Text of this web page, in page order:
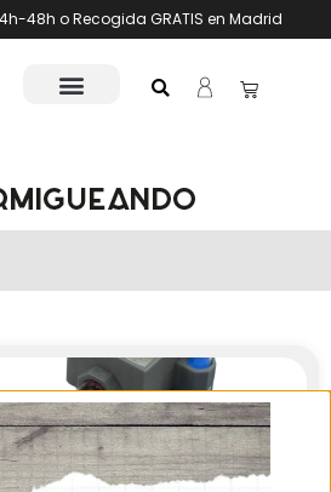
48h o Recogida GRATIS en Madrid